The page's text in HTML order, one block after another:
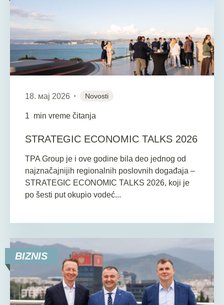
18. мај 2026 Novosti
1 min vreme čitanja
STRATEGIC ECONOMIC TALKS 2026
TPA Group je i ove godine bila deo jednog od
najznačajnijih regionalnih poslovnih događaja –
STRATEGIC ECONOMIC TALKS 2026, koji je
po šesti put okupio vodeć...
BIZNIS